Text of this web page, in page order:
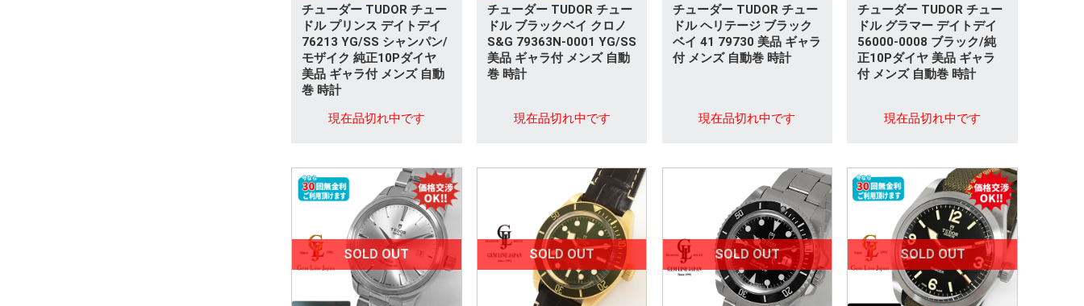
チューダー TUDOR チュー
ドル プリンス デイトデイ
76213 YG/SS シャンパン/
モザイク 純正10Pダイヤ
美品 ギャラ付 メンズ 自動
巻 時計
現在品切れ中です
チューダー TUDOR チュー
ドル ブラックベイ クロノ
S&G 79363N-0001 YG/SS
美品 ギャラ付 メンズ 自動
巻 時計
現在品切れ中です
チューダー TUDOR チュー
ドル ヘリテージ ブラック
ベイ 41 79730 美品 ギャラ
付 メンズ 自動巻 時計
現在品切れ中です
チューダー TUDOR チュー
ドル グラマー デイトデイ
56000-0008 ブラック/純
正10Pダイヤ 美品 ギャラ
付 メンズ 自動巻 時計
現在品切れ中です
SOLD OUT SOLD OUT SOLD OUT SOLD OUT